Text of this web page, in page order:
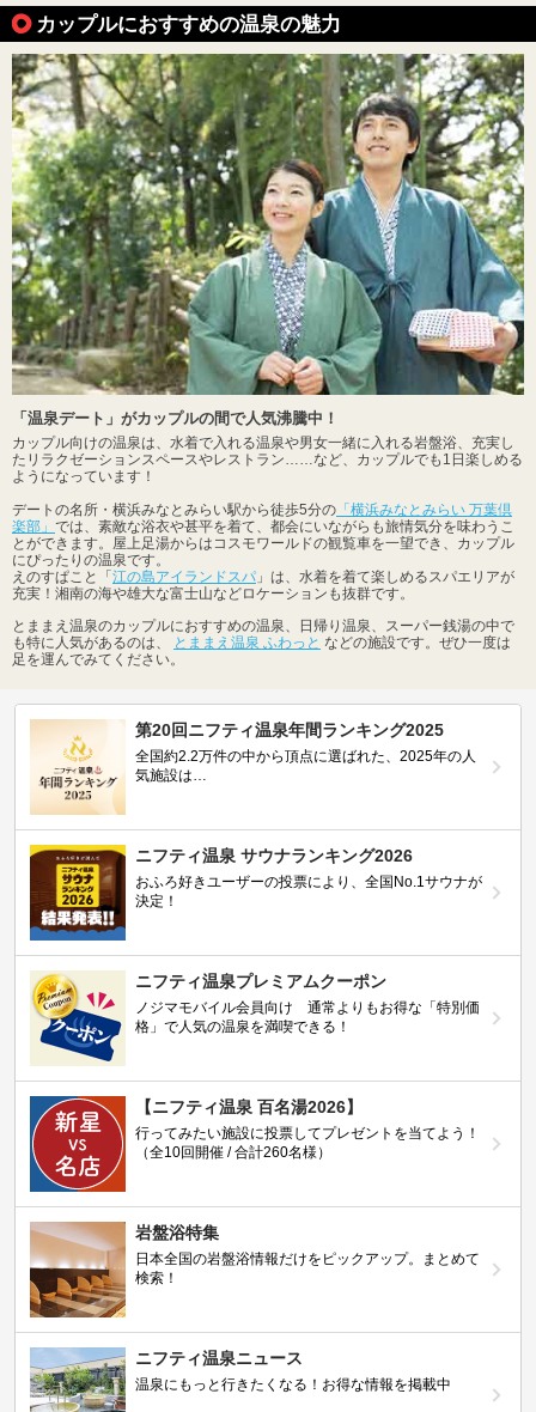
カップルにおすすめの温泉の魅力
「温泉デート」がカップルの間で人気沸騰中！
カップル向けの温泉は、水着で入れる温泉や男女一緒に入れる岩盤浴、充実し
たリラクゼーションスペースやレストラン……など、カップルでも1日楽しめる
ようになっています！
デートの名所・横浜みなとみらい駅から徒歩5分の 「横浜みなとみらい 万葉倶
楽部」 では、素敵な浴衣や甚平を着て、都会にいながらも旅情気分を味わうこ
とができます。屋上足湯からはコスモワールドの観覧車を一望でき、カップル
にぴったりの温泉です。
えのすぱこと「 江の島アイランドスパ 」は、水着を着て楽しめるスパエリアが
充実！湘南の海や雄大な富士山などロケーションも抜群です。
とままえ温泉のカップルにおすすめの温泉、日帰り温泉、スーパー銭湯の中で
も特に人気があるのは、
とままえ温泉 ふわっと などの施設です。ぜひ一度は
足を運んでみてください。
第20回ニフティ温泉年間ランキング2025
全国約2.2万件の中から頂点に選ばれた、2025年の人
気施設は…
ニフティ温泉 サウナランキング2026
おふろ好きユーザーの投票により、全国No.1サウナが
決定！
ニフティ温泉プレミアムクーポン
ノジマモバイル会員向け 通常よりもお得な「特別価
格」で人気の温泉を満喫できる！
【ニフティ温泉 百名湯2026】
行ってみたい施設に投票してプレゼントを当てよう！
（全10回開催 / 合計260名様）
岩盤浴特集
日本全国の岩盤浴情報だけをピックアップ。まとめて
検索！
ニフティ温泉ニュース
温泉にもっと行きたくなる！お得な情報を掲載中